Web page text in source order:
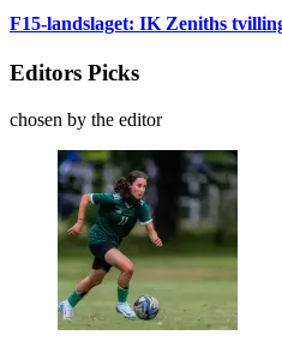
F15-landslaget: IK Zeniths
Editors Picks
chosen by the editor